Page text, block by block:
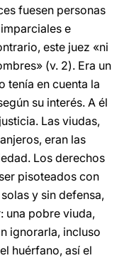
fuesen personas
e
este juez «ni
(v. 2). Era un
tenía en cuenta la
su interés. A él
Las viudas,
eran las
Los derechos
pisoteados con
y sin defensa,
una pobre viuda,
ignorarla, incluso
huérfano, así el